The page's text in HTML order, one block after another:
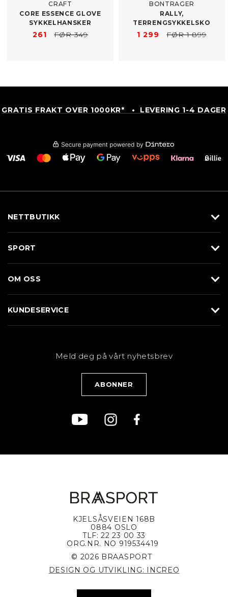
CRAFT
CORE ESSENCE GLOVE
SYKKELHANSKER
261 FØR 349
BONTRAGER
RALLY,
TERRENGSYKKELSKO
1 299 FØR 1 899
GRATIS FRAKT OVER 1000KR* • LEVERING 1-4 DAGER
NETTBUTIKK
Sko
Merkevarer
SPORT
Løp
Sykkel
OM OSS
KUNDESERVICE
PersonvernerklæringMeld deg på vårt nyhetsbrev
KJELSÅSVEIEN 168B
0884 OSLO
TLF: 22 23 00 33
ORG.NR. NO 919534419
© 2026 BRAASPORT
DESIGN OG UTVIKLING: INCREO